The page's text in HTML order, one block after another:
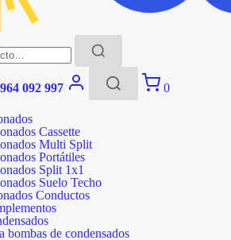
964 092 997
0
Cassette
Multi Split
Portátiles
Split 1x1
Suelo Techo
Conductos
bombas de condensados